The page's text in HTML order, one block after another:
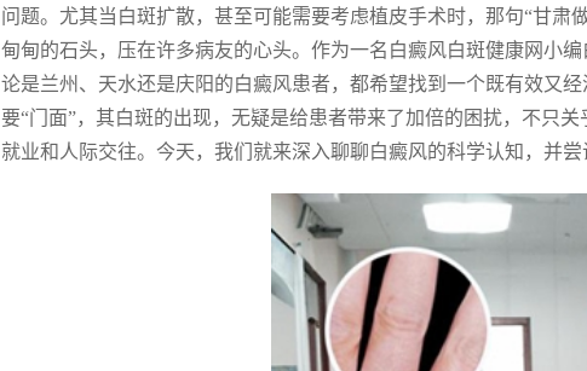
问题。尤其当白斑扩散，甚至可能需要考虑植皮手术时，那句“甘肃
甸甸的石头，压在许多病友的心头。作为一名白癜风白斑健康网小
论是兰州、天水还是庆阳的白癜风患者，都希望找到一个既有效又
要“门面”，其白斑的出现，无疑是给患者带来了加倍的困扰，不只
就业和人际交往。今天，我们就来深入聊聊白癜风的科学认知，并